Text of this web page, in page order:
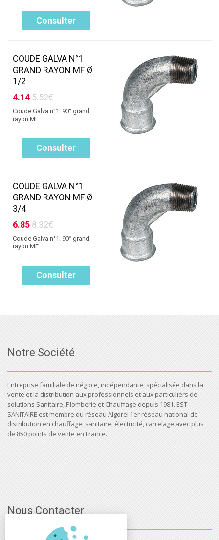
Consulter
COUDE GALVA N°1
GRAND RAYON MF Ø
1/2
4.145.52€
Coude Galva n°1. 90° grand
rayon MF
Consulter
COUDE GALVA N°1
GRAND RAYON MF Ø
3/4
6.858.32€
Coude Galva n°1. 90° grand
rayon MF
Consulter
Notre Société
Entreprise familiale de négoce, indépendante, spécialisée dans la
vente et la distribution aux professionnels et aux particuliers de
solutions Sanitaire, Plomberie et Chauffage depuis 1981. EST
SANITAIRE est membre du réseau Algorel 1er réseau national de
distribution en chauffage, sanitaire, électricité, carrelage avec plus
de 850 points de vente en France.
Nous Contacter